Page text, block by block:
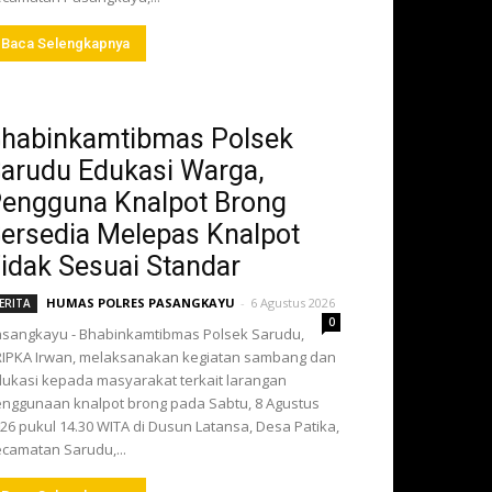
Baca Selengkapnya
Polsek
Edukasi Warga,
Knalpot Brong
Melepas Knalpot
Sesuai Standar
HUMAS POLRES PASANGKAYU - 6 Agustus 2026
0
- Bhabinkamtibmas Polsek Sarudu,
Irwan, melaksanakan kegiatan sambang dan
kepada masyarakat terkait larangan
knalpot brong pada Sabtu, 8 Agustus
pukul 14.30 WITA di Dusun Latansa, Desa Patika,
Sarudu,...